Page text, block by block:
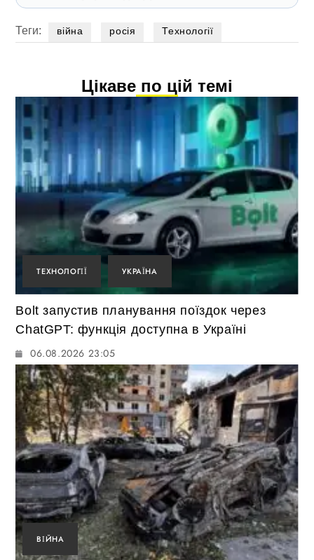
Теги: війна росія Технології
Цікаве по цій темі
ТЕХНОЛОГІЇ УКРАЇНА
Bolt запустив планування поїздок через
ChatGPT: функція доступна в Україні
06.08.2026 23:05
ВІЙНА